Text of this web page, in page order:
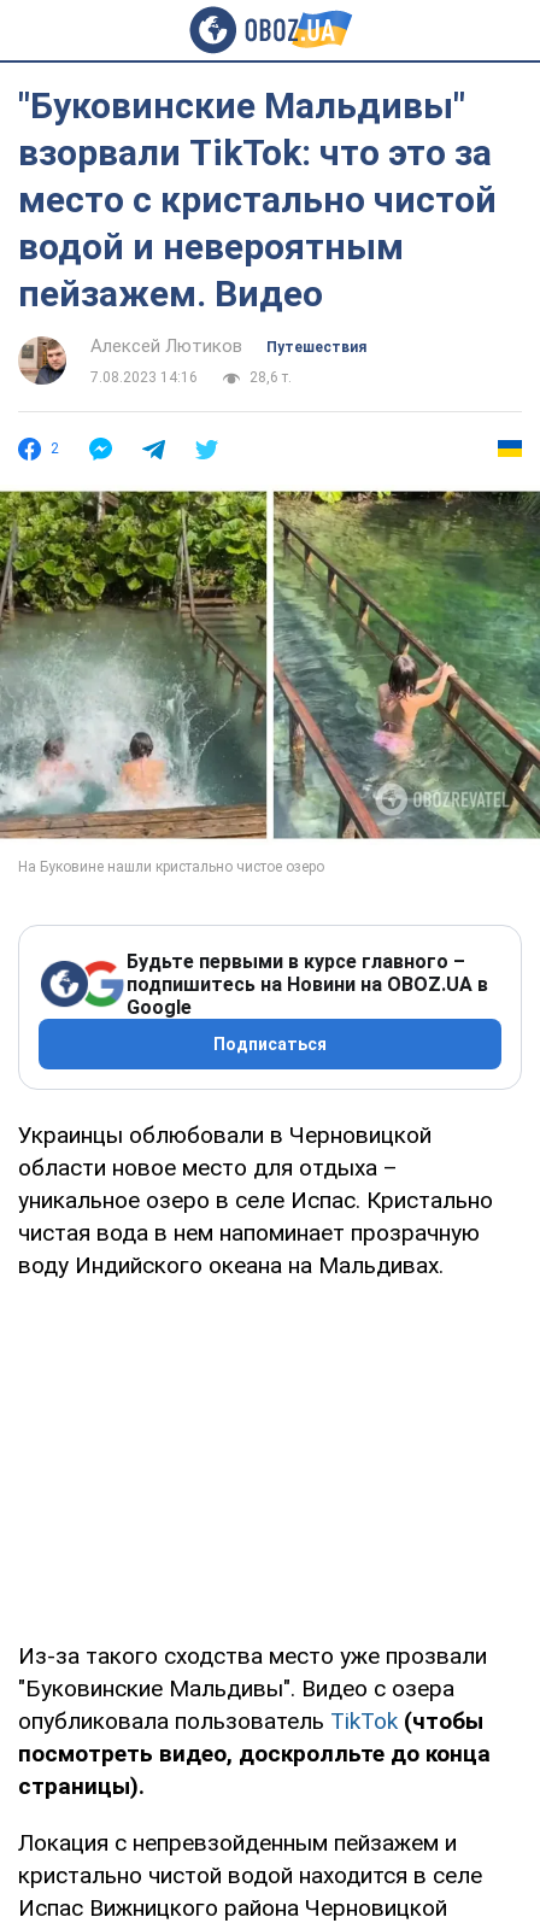
"Буковинские Мальдивы"
взорвали TikTok: что это за
место с кристально чистой
водой и невероятным
пейзажем. Видео
Алексей Лютиков
Путешествия
7.08.2023 14:16
28,6 т.
2
Будьте первыми в курсе главного –
подпишитесь на Новини на OBOZ.UA в
Google
Подписаться
Украинцы облюбовали в Черновицкой
области новое место для отдыха –
уникальное озеро в селе Испас. Кристально
чистая вода в нем напоминает прозрачную
воду Индийского океана на Мальдивах.
Из-за такого сходства место уже прозвали
"Буковинские Мальдивы". Видео с озера
опубликовала пользователь TikTok (чтобы
посмотреть видео, доскролльте до конца
страницы).
Локация с непревзойденным пейзажем и
кристально чистой водой находится в селе
Испас Вижницкого района Черновицкой